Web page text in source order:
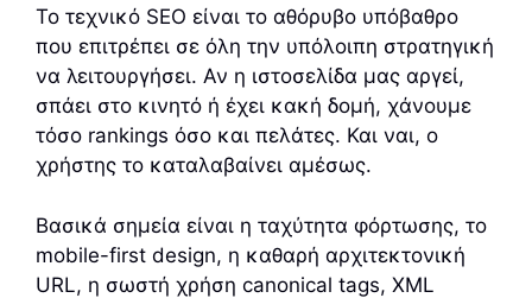
Το τεχνικό SEO είναι το αθόρυβο υπόβαθρο
που επιτρέπει σε όλη την υπόλοιπη στρατηγική
να λειτουργήσει. Αν η ιστοσελίδα μας αργεί,
σπάει στο κινητό ή έχει κακή δομή, χάνουμε
τόσο rankings όσο και πελάτες. Και ναι, ο
χρήστης το καταλαβαίνει αμέσως.
Βασικά σημεία είναι η ταχύτητα φόρτωσης, το
mobile-first design, η καθαρή αρχιτεκτονική
URL, η σωστή χρήση canonical tags, XML